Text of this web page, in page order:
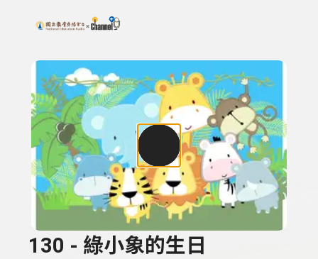
上方功能區塊
搜尋關鍵字：可輸入節目名稱、主持人或關鍵字
130 - 綠小象的生日